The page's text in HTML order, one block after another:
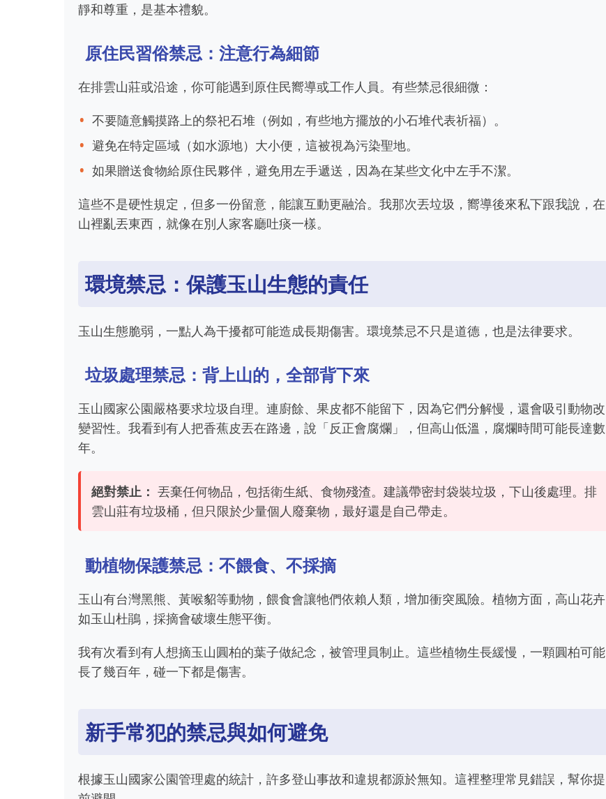
靜和尊重，是基本禮貌。
原住民習俗禁忌：注意行為細節
在排雲山莊或沿途，你可能遇到原住民嚮導或工作人員。有些禁忌很細微：
不要隨意觸摸路上的祭祀石堆（例如，有些地方擺放的小石堆代表祈福）。
避免在特定區域（如水源地）大小便，這被視為污染聖地。
如果贈送食物給原住民夥伴，避免用左手遞送，因為在某些文化中左手不潔。
這些不是硬性規定，但多一份留意，能讓互動更融洽。我那次丟垃圾，嚮導後來私下跟我說，在
山裡亂丟東西，就像在別人家客廳吐痰一樣。
環境禁忌：保護玉山生態的責任
玉山生態脆弱，一點人為干擾都可能造成長期傷害。環境禁忌不只是道德，也是法律要求。
垃圾處理禁忌：背上山的，全部背下來
玉山國家公園嚴格要求垃圾自理。連廚餘、果皮都不能留下，因為它們分解慢，還會吸引動物改
變習性。我看到有人把香蕉皮丟在路邊，說「反正會腐爛」，但高山低溫，腐爛時間可能長達數
年。
絕對禁止： 丟棄任何物品，包括衛生紙、食物殘渣。建議帶密封袋裝垃圾，下山後處理。排
雲山莊有垃圾桶，但只限於少量個人廢棄物，最好還是自己帶走。
動植物保護禁忌：不餵食、不採摘
玉山有台灣黑熊、黃喉貂等動物，餵食會讓牠們依賴人類，增加衝突風險。植物方面，高山花卉
如玉山杜鵑，採摘會破壞生態平衡。
我有次看到有人想摘玉山圓柏的葉子做紀念，被管理員制止。這些植物生長緩慢，一顆圓柏可能
長了幾百年，碰一下都是傷害。
新手常犯的禁忌與如何避免
根據玉山國家公園管理處的統計，許多登山事故和違規都源於無知。這裡整理常見錯誤，幫你提